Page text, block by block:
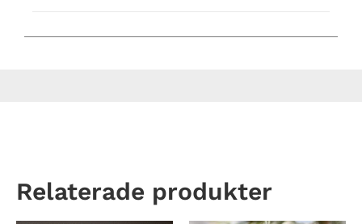
Relaterade produkter